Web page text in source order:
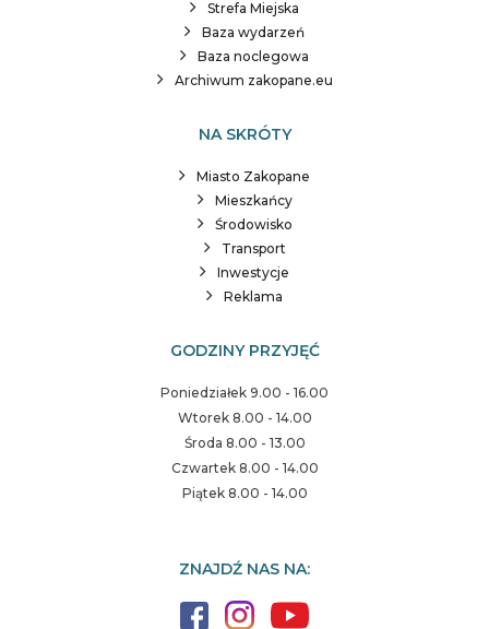
Strefa Miejska
Baza wydarzeń
Baza noclegowa
Archiwum zakopane.eu
NA SKRÓTY
Miasto Zakopane
Mieszkańcy
Środowisko
Transport
Inwestycje
Reklama
GODZINY PRZYJĘĆ
Poniedziałek 9.00 - 16.00
Wtorek 8.00 - 14.00
Środa 8.00 - 13.00
Czwartek 8.00 - 14.00
Piątek 8.00 - 14.00
ZNAJDŹ NAS NA: